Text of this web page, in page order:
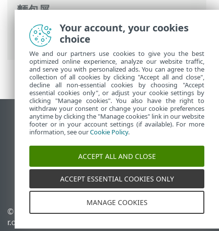
麵包屑
ESET 線上說明>ESET Endpoint Security>
安裝/升級
> 安全性和穩定性 Hotfix
檢視桌面網站
End of Life
ESET 知識庫
ESET Status Portal
地區設定
© 1992 - 2026 ESET, spol. s
r.o. - 保留所有權利。
管理 Cookie
Your account, your cookies
choice
We and our partners use cookies to give you the best
optimized online experience, analyze our website traffic,
and serve you with personalized ads. You can agree to the
collection of all cookies by clicking "Accept all and close",
decline all non-essential cookies by choosing "Accept
essential cookies only", or adjust your cookie settings by
clicking "Manage cookies". You also have the right to
withdraw your consent or change your cookie preferences
anytime by clicking the "Manage cookies" link in our website
footer or in your account settings (if available). For more
information, see ourCookie Policy.
ACCEPT ALL AND CLOSE
ACCEPT ESSENTIAL COOKIES ONLY
MANAGE COOKIES